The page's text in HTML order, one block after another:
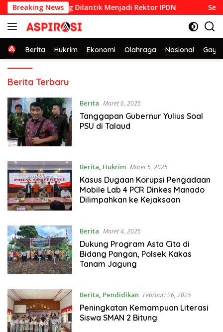
Langsung
ke
konten
Breaking News
1992 yang Dilantik Menjadi Rektor IPDN
Home
Berita Hukrim Ekonomi Olahraga Nasional Gaya
ASPIRASI.id
Berita Terbaru
Berita Maret 6, 2025
Tanggapan Gubernur Yulius Soal
PSU di Talaud
Berita, Hukrim Maret 5, 2025
Kasus Dugaan Korupsi Pengadaan
Mobile Lab 4 PCR Dinkes Manado
Dilimpahkan ke Kejaksaan
Berita Maret 4, 2025
Dukung Program Asta Cita di
Bidang Pangan, Polsek Kakas
Tanam Jagung
Berita, Pendidikan Februari 26, 2025
Peningkatan Kemampuan Literasi
Siswa SMAN 2 Bitung